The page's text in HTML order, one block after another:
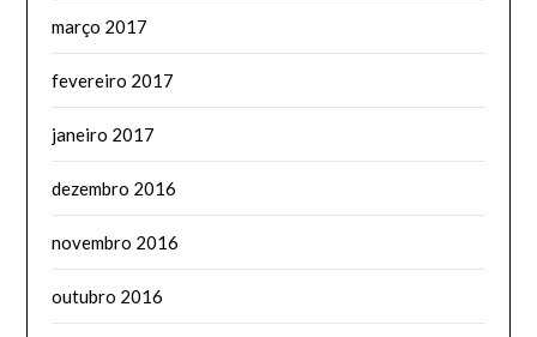
março 2017
fevereiro 2017
janeiro 2017
dezembro 2016
novembro 2016
outubro 2016